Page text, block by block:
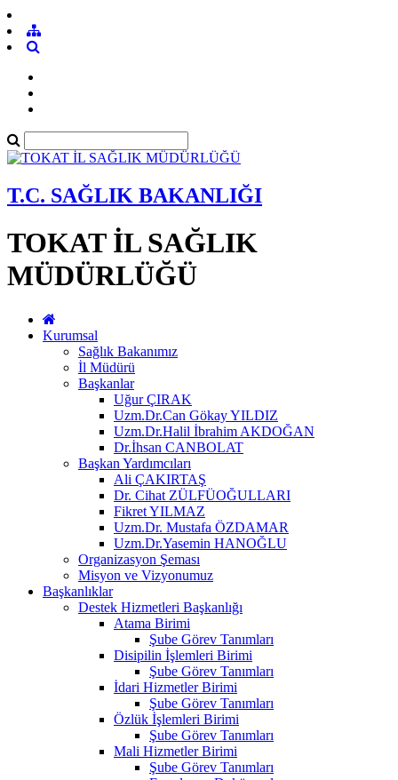
T.C. SAĞLIK BAKANLIĞI
TOKAT İL SAĞLIK
MÜDÜRLÜĞÜ
Kurumsal
Sağlık Bakanımız
İl Müdürü
Başkanlar
Uğur ÇIRAK
Uzm.Dr.Can Gökay YILDIZ
Uzm.Dr.Halil İbrahim AKDOĞAN
Dr.İhsan CANBOLAT
Başkan Yardımcıları
Ali ÇAKIRTAŞ
Dr. Cihat ZÜLFÜOĞULLARI
Fikret YILMAZ
Uzm.Dr. Mustafa ÖZDAMAR
Uzm.Dr.Yasemin HANOĞLU
Organizasyon Şeması
Misyon ve Vizyonumuz
Başkanlıklar
Destek Hizmetleri Başkanlığı
Atama Birimi
Şube Görev Tanımları
Disipilin İşlemleri Birimi
Şube Görev Tanımları
İdari Hizmetler Birimi
Şube Görev Tanımları
Özlük İşlemleri Birimi
Şube Görev Tanımları
Mali Hizmetler Birimi
Şube Görev Tanımları